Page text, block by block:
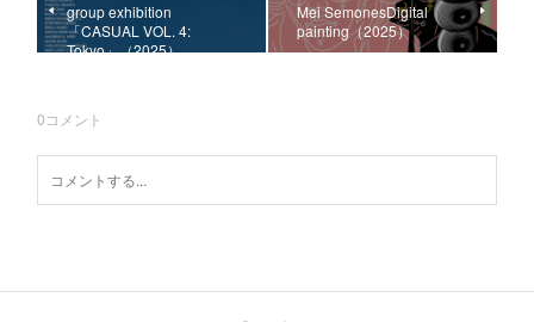
group exhibition
「CASUAL VOL. 4:
Tokyo」（2025）
Mei SemonesDigital
painting（2025）
0コメント